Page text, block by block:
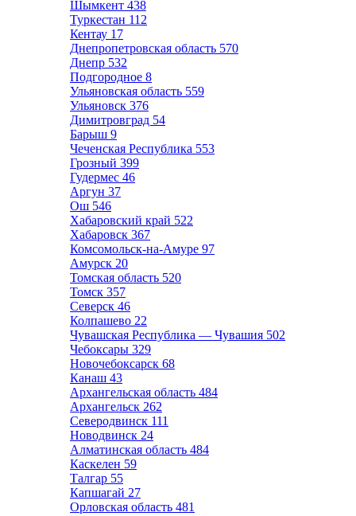
Шымкент 438
Туркестан 112
Кентау 17
Днепропетровская область 570
Днепр 532
Подгородное 8
Ульяновская область 559
Ульяновск 376
Димитровград 54
Барыш 9
Чеченская Республика 553
Грозный 399
Гудермес 46
Аргун 37
Ош 546
Хабаровский край 522
Хабаровск 367
Комсомольск-на-Амуре 97
Амурск 20
Томская область 520
Томск 357
Северск 46
Колпашево 22
Чувашская Республика — Чувашия 502
Чебоксары 329
Новочебоксарск 68
Канаш 43
Архангельская область 484
Архангельск 262
Северодвинск 111
Новодвинск 24
Алматинская область 484
Каскелен 59
Талгар 55
Капшагай 27
Орловская область 481